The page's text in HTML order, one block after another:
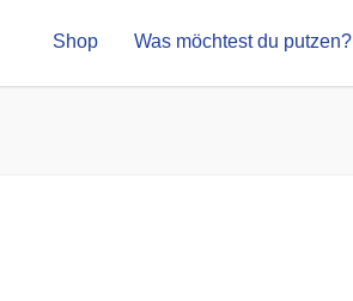
Shop Was möchtest du putzen?